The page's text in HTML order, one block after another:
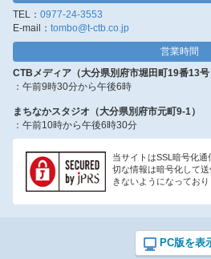
TEL： 0977-24-3553
E-mail： tombo@t-ctb.co.jp
営業時間
CTBメディア（大分県別府市堀田町19番13号
：午前9時30分から午後6時
まちなかスタジオ（大分県別府市元町9-1）
：午前10時から午後6時30分
当サイトはSSL暗号化
切な情報は暗号化して
きないようになっており